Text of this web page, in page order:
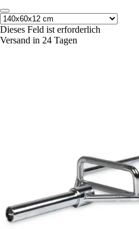
Dieses Feld ist erforderlich
Versand in 24 Tagen